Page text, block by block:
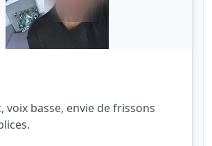
voix basse, envie de frissons